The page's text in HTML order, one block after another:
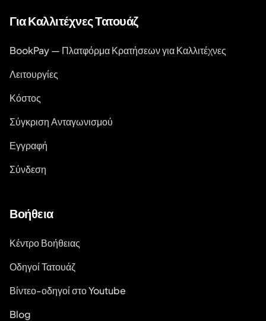
Για Καλλιτέχνες Τατουάζ
BookPay — Πλατφόρμα Κρατήσεων για Καλλιτέχνες
Λειτουργίες
Κόστος
Σύγκριση Ανταγωνισμού
Εγγραφή
Σύνδεση
Βοήθεια
Κέντρο Βοήθειας
Οδηγοί Τατουάζ
Βίντεο-οδηγοί στο Youtube
Blog